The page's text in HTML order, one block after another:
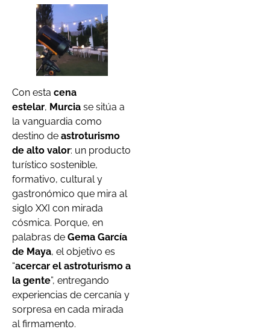
Con esta cena
estelar, Murcia se sitúa a
la vanguardia como
destino de astroturismo
de alto valor: un producto
turístico sostenible,
formativo, cultural y
gastronómico que mira al
siglo XXI con mirada
cósmica. Porque, en
palabras de Gema García
de Maya, el objetivo es
“acercar el astroturismo a
la gente”, entregando
experiencias de cercanía y
sorpresa en cada mirada
al firmamento.